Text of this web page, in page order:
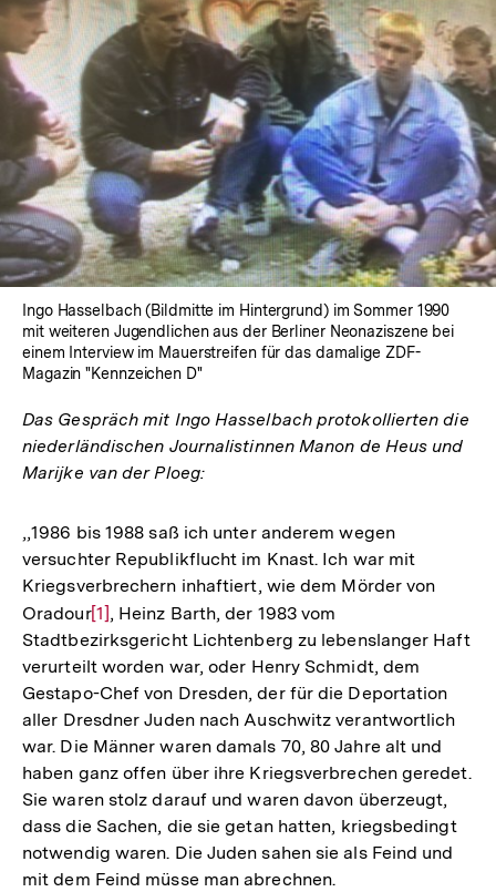
Ingo Hasselbach (Bildmitte im Hintergrund) im Sommer 1990
mit weiteren Jugendlichen aus der Berliner Neonaziszene bei
einem Interview im Mauerstreifen für das damalige ZDF-
Magazin "Kennzeichen D"
Das Gespräch mit Ingo Hasselbach protokollierten die
niederländischen Journalistinnen Manon de Heus und
Marijke van der Ploeg:
‚‚1986 bis 1988 saß ich unter anderem wegen
versuchter Republikflucht im Knast. Ich war mit
Kriegsverbrechern inhaftiert, wie dem Mörder von
OradourZur
Auflösung
der
Fußnote
[1] , Heinz Barth, der 1983 vom
Stadtbezirksgericht Lichtenberg zu lebenslanger Haft
verurteilt worden war, oder Henry Schmidt, dem
Gestapo-Chef von Dresden, der für die Deportation
aller Dresdner Juden nach Auschwitz verantwortlich
war. Die Männer waren damals 70, 80 Jahre alt und
haben ganz offen über ihre Kriegsverbrechen geredet.
Sie waren stolz darauf und waren davon überzeugt,
dass die Sachen, die sie getan hatten, kriegsbedingt
notwendig waren. Die Juden sahen sie als Feind und
mit dem Feind müsse man abrechnen.